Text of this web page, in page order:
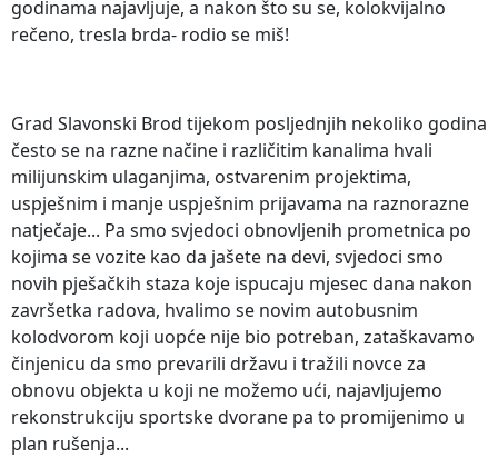
godinama najavljuje, a nakon što su se, kolokvijalno
rečeno, tresla brda- rodio se miš!
Grad Slavonski Brod tijekom posljednjih nekoliko godina
često se na razne načine i različitim kanalima hvali
milijunskim ulaganjima, ostvarenim projektima,
uspješnim i manje uspješnim prijavama na raznorazne
natječaje... Pa smo svjedoci obnovljenih prometnica po
kojima se vozite kao da jašete na devi, svjedoci smo
novih pješačkih staza koje ispucaju mjesec dana nakon
završetka radova, hvalimo se novim autobusnim
kolodvorom koji uopće nije bio potreban, zataškavamo
činjenicu da smo prevarili državu i tražili novce za
obnovu objekta u koji ne možemo ući, najavljujemo
rekonstrukciju sportske dvorane pa to promijenimo u
plan rušenja...